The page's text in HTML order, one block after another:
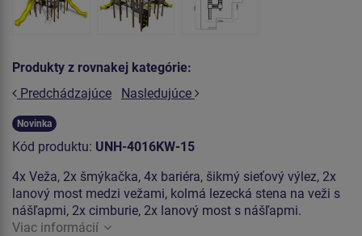
Produkty z rovnakej kategórie:
Predchádzajúce
Nasledujúce
Novinka
Kód produktu: UNH-4016KW-15
4x Veža, 2x šmýkačka, 4x bariéra, šikmý sieťový výlez, 2x
lanový most medzi vežami, kolmá lezecká stena na veži s
nášľapmi, 2x cimburie, 2x lanový most s nášľapmi.
Viac informácií